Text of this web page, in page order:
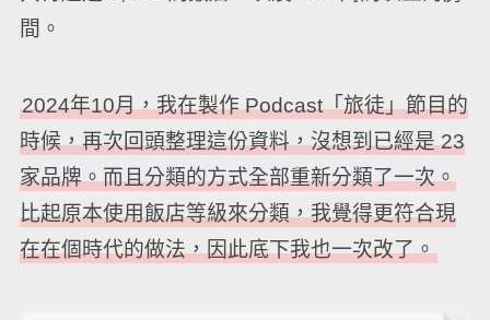
間。
2024年10月，我在製作 Podcast「旅徒」節目的
時候，再次回頭整理這份資料，沒想到已經是 23
家品牌。而且分類的方式全部重新分類了一次。
比起原本使用飯店等級來分類，我覺得更符合現
在在個時代的做法，因此底下我也一次改了。